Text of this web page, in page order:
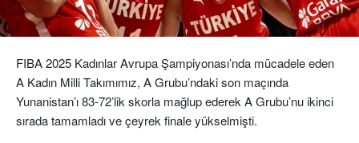
FIBA 2025 Kadınlar Avrupa Şampiyonası’nda mücadele eden
A Kadın Milli Takımımız, A Grubu’ndaki son maçında
Yunanistan’ı 83-72’lik skorla mağlup ederek A Grubu’nu ikinci
sırada tamamladı ve çeyrek finale yükselmişti.